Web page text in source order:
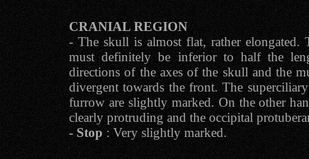
CRANIAL REGION
- The skull is almost flat, rather
must definitely be inferior to half the
directions of the axes of the skull and the
divergent towards the front. The
furrow are slightly marked. On the other
clearly protruding and the occipital
- Stop : Very slightly marked.